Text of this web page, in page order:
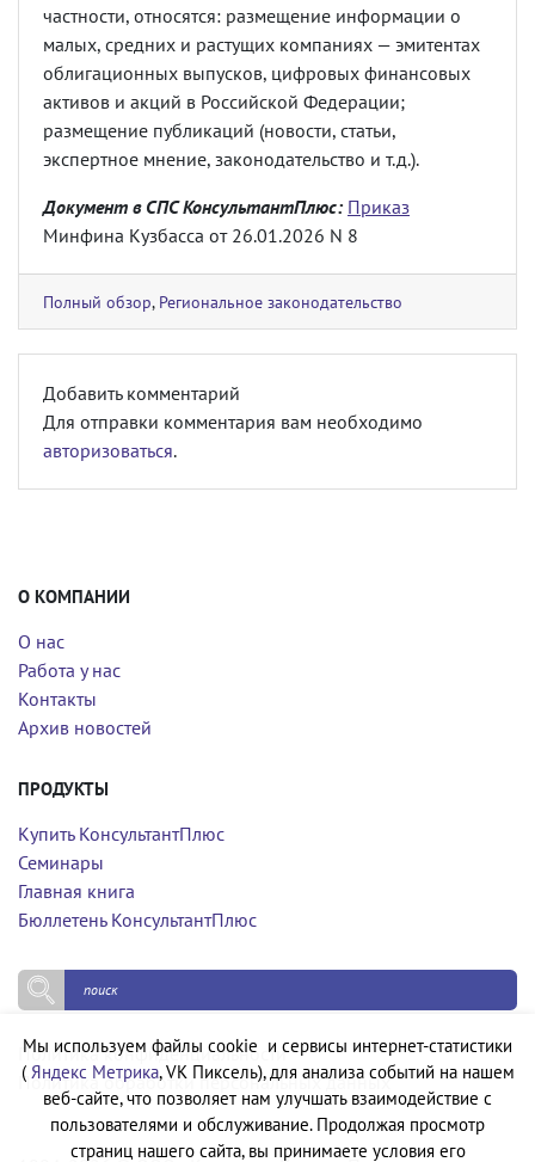
частности, относятся: размещение информации о
малых, средних и растущих компаниях — эмитентах
облигационных выпусков, цифровых финансовых
активов и акций в Российской Федерации;
размещение публикаций (новости, статьи,
экспертное мнение, законодательство и т.д.).
Документ в СПС КонсультантПлюс: Приказ
Минфина Кузбасса от 26.01.2026 N 8
Полный обзор, Региональное законодательство
Добавить комментарий
Для отправки комментария вам необходимо
авторизоваться.
О КОМПАНИИ
О нас
Работа у нас
Контакты
Архив новостей
ПРОДУКТЫ
Купить КонсультантПлюс
Семинары
Главная книга
Бюллетень КонсультантПлюс
Политика конфиденциальности
Политика обработки персональных данных
Мы используем файлы cookie и сервисы интернет-статистики
( Яндекс Метрика, VK Пиксель), для анализа событий на нашем
веб-сайте, что позволяет нам улучшать взаимодействие с
пользователями и обслуживание. Продолжая просмотр
страниц нашего сайта, вы принимаете условия его